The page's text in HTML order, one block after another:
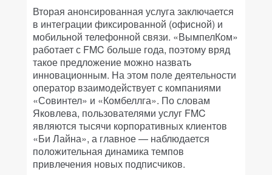
Вторая анонсированная услуга заключается
в интеграции фиксированной (офисной) и
мобильной телефонной связи. «ВымпелКом»
работает с FMC больше года, поэтому вряд
такое предложение можно назвать
инновационным. На этом поле деятельности
оператор взаимодействует с компаниями
«Совинтел» и «Комбеллга». По словам
Яковлева, пользователями услуг FMC
являются тысячи корпоративных клиентов
«Би Лайна», а главное — наблюдается
положительная динамика темпов
привлечения новых подписчиков.